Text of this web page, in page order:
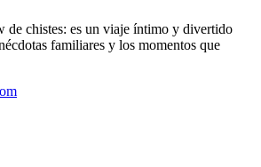
de chistes: es un viaje íntimo y divertido
familiares y los momentos que